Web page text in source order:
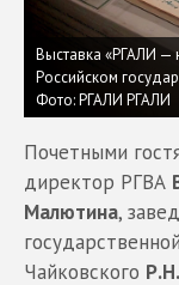
Выставка «РГАЛИ —
Российском
Фото: РГАЛИ РГАЛИ
Почетными
директор РГВА
Малютина,
Чайковского